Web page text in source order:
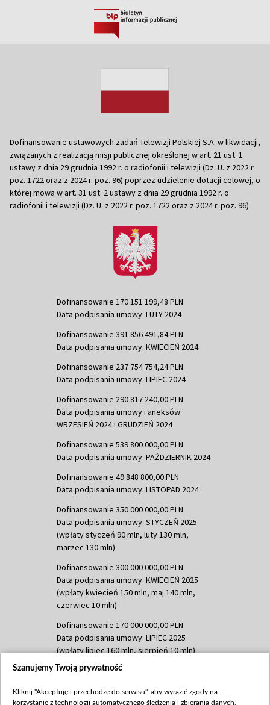
Dofinansowanie ustawowych zadań Telewizji Polskiej S.A. w likwidacji,
związanych z realizacją misji publicznej określonej w art. 21 ust. 1
ustawy z dnia 29 grudnia 1992 r. o radiofonii i telewizji (Dz. U. z 2022 r.
poz. 1722 oraz z 2024 r. poz. 96) poprzez udzielenie dotacji celowej, o
której mowa w art. 31 ust. 2 ustawy z dnia 29 grudnia 1992 r. o
radiofonii i telewizji (Dz. U. z 2022 r. poz. 1722 oraz z 2024 r. poz. 96)
Dofinansowanie 170 151 199,48 PLN
Data podpisania umowy: LUTY 2024
Dofinansowanie 391 856 491,84 PLN
Data podpisania umowy: KWIECIEŃ 2024
Dofinansowanie 237 754 754,24 PLN
Data podpisania umowy: LIPIEC 2024
Dofinansowanie 290 817 240,00 PLN
Data podpisania umowy i aneksów:
WRZESIEŃ 2024 i GRUDZIEŃ 2024
Dofinansowanie 539 800 000,00 PLN
Data podpisania umowy: PAŹDZIERNIK 2024
Dofinansowanie 49 848 800,00 PLN
Data podpisania umowy: LISTOPAD 2024
Dofinansowanie 350 000 000,00 PLN
Data podpisania umowy: STYCZEŃ 2025
(wpłaty styczeń 90 mln, luty 130 mln,
marzec 130 mln)
Dofinansowanie 300 000 000,00 PLN
Data podpisania umowy: KWIECIEŃ 2025
(wpłaty kwiecień 150 mln, maj 140 mln,
czerwiec 10 mln)
Dofinansowanie 170 000 000,00 PLN
Data podpisania umowy: LIPIEC 2025
(wpłaty lipiec 160 mln, sierpień 10 mln)
Dofinansowanie 60 000 000,00 PLN
(wpłata wrzesień 60 mln)
Szanujemy Twoją prywatność
Kliknij "Akceptuję i przechodzę do serwisu", aby wyrazić zgody na
korzystanie z technologii automatycznego śledzenia i zbierania danych,